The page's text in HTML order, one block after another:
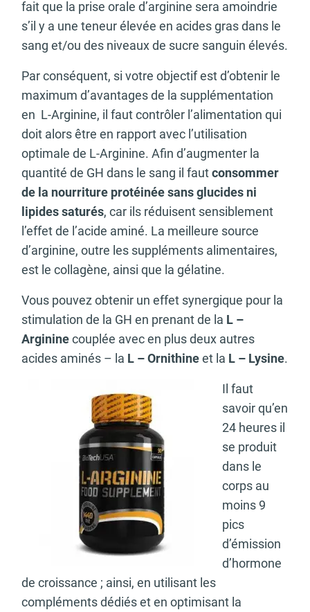
fait que la prise orale d’arginine sera amoindrie
s’il y a une teneur élevée en acides gras dans le
sang et/ou des niveaux de sucre sanguin élevés.
Par conséquent, si votre objectif est d’obtenir le
maximum d’avantages de la supplémentation
en L-Arginine, il faut contrôler l’alimentation qui
doit alors être en rapport avec l’utilisation
optimale de L-Arginine. Afin d’augmenter la
quantité de GH dans le sang il fautconsommer
de la nourriture protéinéesans glucides ni
lipides saturés, car ils réduisent sensiblement
l’effet de l’acide aminé. La meilleure source
d’arginine, outre les suppléments alimentaires,
est le collagène, ainsi que la gélatine.
Vous pouvez obtenir un effet synergique pour la
stimulation de la GH en prenant de la L –
Argininecouplée avec en plus deux autres
acides aminés – la L – Ornithineet la L – Lysine.
Il faut
savoir qu’en
24 heures il
se produit
dans le
corps au
moins 9
pics
d’émission
d’hormone
de croissance ; ainsi, en utilisant les
compléments dédiés et en optimisant la